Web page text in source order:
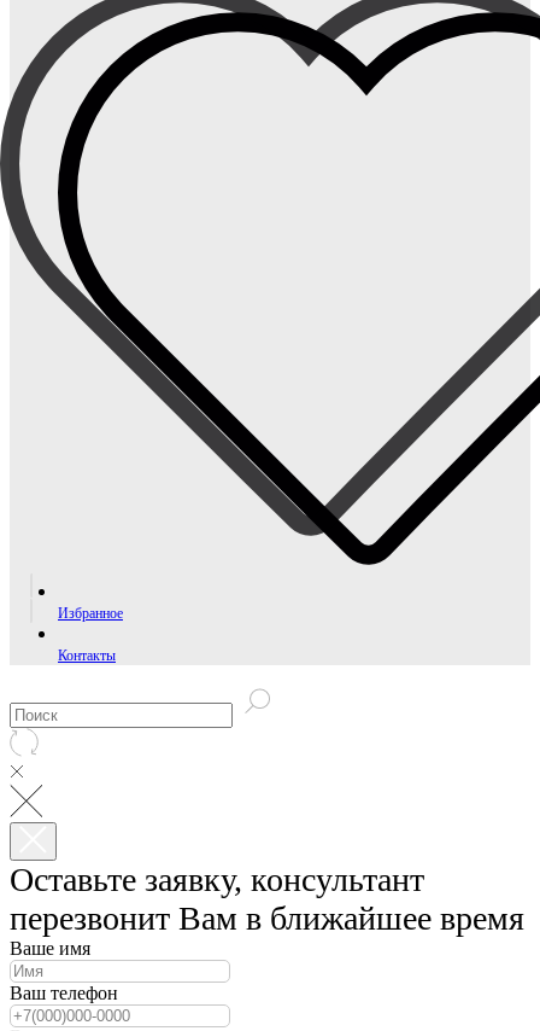
Избранное
Контакты
Оставьте заявку, консультант
перезвонит Вам в ближайшее время
Ваше имя
Ваш телефон